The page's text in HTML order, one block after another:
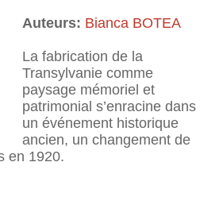
Auteurs: Bianca BOTEA
La fabrication de la
Transylvanie comme
paysage mémoriel et
patrimonial s’enracine dans
un événement historique
ancien, un changement de
en 1920.